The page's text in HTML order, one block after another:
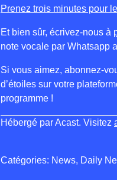
Prenez trois minutes pour
Et bien sûr, écrivez-nous à
note vocale par Whatsapp
Si vous aimez, abonnez-
d’étoiles sur votre
programme !
Hébergé par Acast. Visitez
Catégories: News, Daily